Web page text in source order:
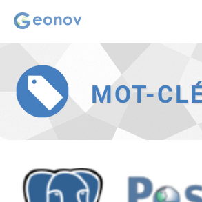
Retour
page
d'accueil
MOT-